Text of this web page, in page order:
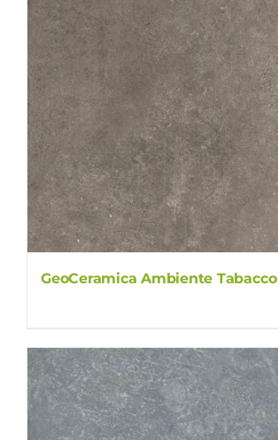
GeoCeramica Ambiente Tabacco